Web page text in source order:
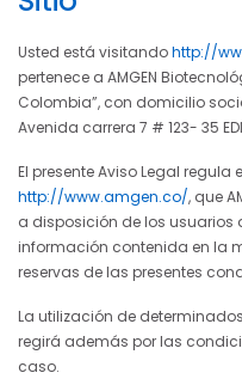
Usted está visitandohttp://
pertenece a AMGEN
Colombia”, con domicilio
Avenida carrera 7 # 123- 35
El presente Aviso Legal
http://www.amgen.co/, que
a disposición de los usuarios
información contenida en la
reservas de las presentes
La utilización de
regirá además por las
caso.